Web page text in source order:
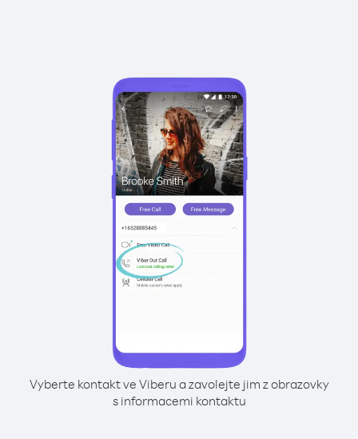
Vyberte kontakt ve Viberu a zavolejte jim z obrazovky
s informacemi kontaktu